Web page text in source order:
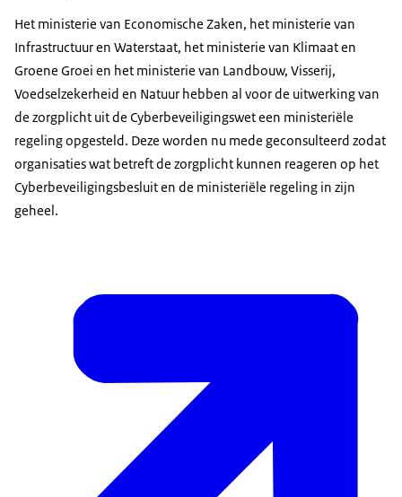
Het ministerie van Economische Zaken, het ministerie van
Infrastructuur en Waterstaat, het ministerie van Klimaat en
Groene Groei en het ministerie van Landbouw, Visserij,
Voedselzekerheid en Natuur hebben al voor de uitwerking van
de zorgplicht uit de Cyberbeveiligingswet een ministeriële
regeling opgesteld. Deze worden nu mede geconsulteerd zodat
organisaties wat betreft de zorgplicht kunnen reageren op het
Cyberbeveiligingsbesluit en de ministeriële regeling in zijn
geheel.